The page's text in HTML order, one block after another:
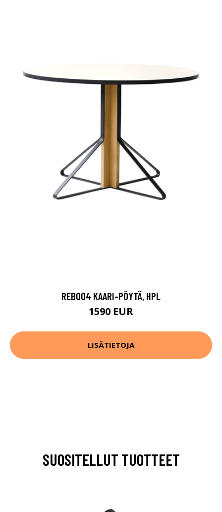
REB004 KAARI-PÖYTÄ, HPL
1590 EUR
LISÄTIETOJA
SUOSITELLUT TUOTTEET